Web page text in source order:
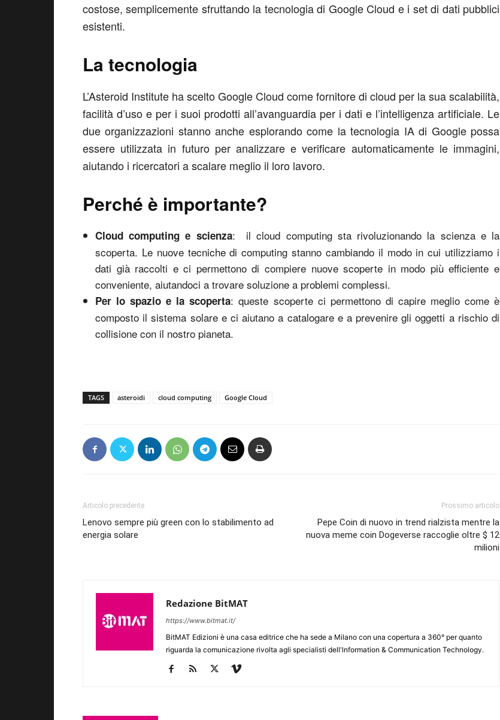
costose, semplicemente sfruttando la tecnologia di Google Cloud e i set di dati pubblici
esistenti.
La tecnologia
L’Asteroid Institute ha scelto Google Cloud come fornitore di cloud per la sua scalabilità,
facilità d’uso e per i suoi prodotti all’avanguardia per i dati e l’intelligenza artificiale. Le
due organizzazioni stanno anche esplorando come la tecnologia IA di Google possa
essere utilizzata in futuro per analizzare e verificare automaticamente le immagini,
aiutando i ricercatori a scalare meglio il loro lavoro.
Perché è importante?
Cloud computing e scienza: il cloud computing sta rivoluzionando la scienza e la
scoperta. Le nuove tecniche di computing stanno cambiando il modo in cui utilizziamo i
dati già raccolti e ci permettono di compiere nuove scoperte in modo più efficiente e
conveniente, aiutandoci a trovare soluzione a problemi complessi.
Per lo spazio e la scoperta: queste scoperte ci permettono di capire meglio come è
composto il sistema solare e ci aiutano a catalogare e a prevenire gli oggetti a rischio di
collisione con il nostro pianeta.
TAGS asteroidi cloud computing Google Cloud
Articolo precedente
Lenovo sempre più green con lo stabilimento ad
energia solare
Prossimo articolo
Pepe Coin di nuovo in trend rialzista mentre la
nuova meme coin Dogeverse raccoglie oltre $ 12
milioni
Redazione BitMAT
https://www.bitmat.it/
BitMAT Edizioni è una casa editrice che ha sede a Milano con una copertura a 360° per quanto
riguarda la comunicazione rivolta agli specialisti dell'lnformation & Communication Technology.